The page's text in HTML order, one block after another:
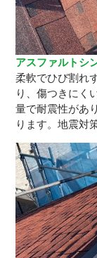
アスファルトシ
柔軟でひび割れ
り、傷つきにく
量で耐震性があ
ります。地震対